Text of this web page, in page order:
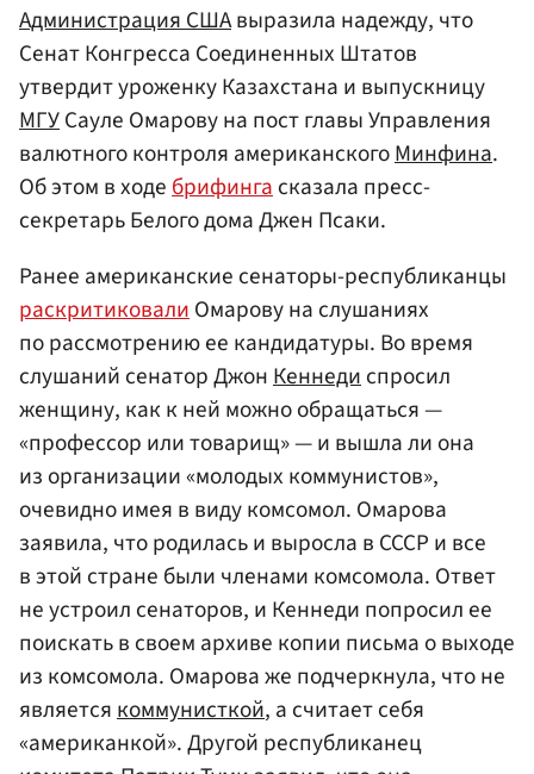
Администрация СШАвыразила надежду, что
Сенат Конгресса Соединенных Штатов
утвердит уроженку Казахстана и выпускницу
МГУСауле Омарову на пост главы Управления
валютного контроля американскогоМинфина.
Об этом в ходебрифингасказала пресс-
секретарь Белого дома Джен Псаки.
Ранее американские сенаторы-республиканцы
раскритиковалиОмарову на слушаниях
по рассмотрению ее кандидатуры. Во время
слушаний сенатор ДжонКеннедиспросил
женщину, как к ней можно обращаться —
«профессор или товарищ» — и вышла ли она
из организации «молодых коммунистов»,
очевидно имея в виду комсомол. Омарова
заявила, что родилась и выросла в СССР и все
в этой стране были членами комсомола. Ответ
не устроил сенаторов, и Кеннеди попросил ее
поискать в своем архиве копии письма о выходе
из комсомола. Омарова же подчеркнула, что не
являетсякоммунисткой, а считает себя
«американкой». Другой республиканец